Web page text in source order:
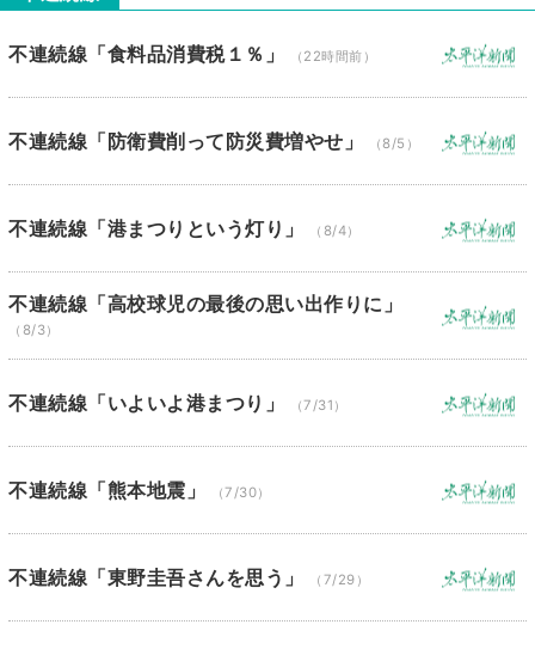
不連続線「食料品消費税１％」 （22時間前）
不連続線「防衛費削って防災費増やせ」 （8/5）
不連続線「港まつりという灯り」 （8/4）
不連続線「高校球児の最後の思い出作りに」
（8/3）
不連続線「いよいよ港まつり」 （7/31）
不連続線「熊本地震」 （7/30）
不連続線「東野圭吾さんを思う」 （7/29）